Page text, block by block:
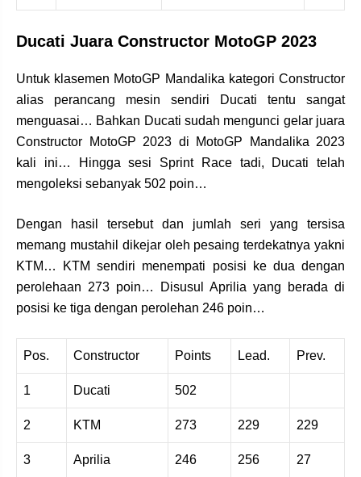
Ducati Juara Constructor MotoGP 2023
Untuk klasemen MotoGP Mandalika kategori Constructor
alias perancang mesin sendiri Ducati tentu sangat
menguasai… Bahkan Ducati sudah mengunci gelar juara
Constructor MotoGP 2023 di MotoGP Mandalika 2023
kali ini… Hingga sesi Sprint Race tadi, Ducati telah
mengoleksi sebanyak 502 poin…
Dengan hasil tersebut dan jumlah seri yang tersisa
memang mustahil dikejar oleh pesaing terdekatnya yakni
KTM… KTM sendiri menempati posisi ke dua dengan
perolehaan 273 poin… Disusul Aprilia yang berada di
posisi ke tiga dengan perolehan 246 poin…
Pos. Constructor Points Lead. Prev.
1 Ducati 502
2 KTM 273 229 229
3 Aprilia 246 256 27